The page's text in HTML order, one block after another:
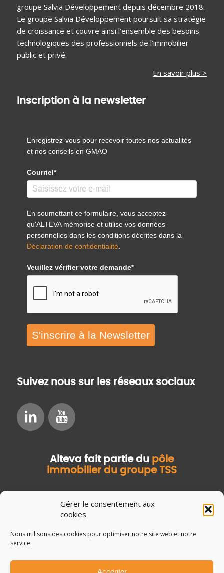
Gérer le consentement aux
cookies
Nous utilisons des cookies pour optimiser notre site web et notre
service.
groupe Salvia Développement depuis décembre 2018.
Le groupe Salvia Développement poursuit sa stratégie
de croissance et couvre ainsi l’ensemble des besoins
technologiques des professionnels de l’immobilier
public et privé.
En savoir plus >
Inscription à la newsletter
Enregistrez-vous pour recevoir toutes nos actualités
et nos conseils en GMAO
Courriel*
En soumettant ce formulaire, vous acceptez
qu'ALTEVA mémorise et utilise vos données
personnelles dans les conditions décrites dans la
Déclaration de confidentialité
Veuillez vérifier votre demande*
S'inscrire à la Newsletter
Suivez nous sur les réseaux sociaux
Alteva fait partie du pôle
immobilier du groupe TSS